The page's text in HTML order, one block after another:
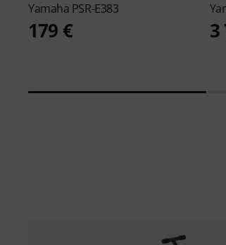
Yamaha PSR-E383
179 € 3